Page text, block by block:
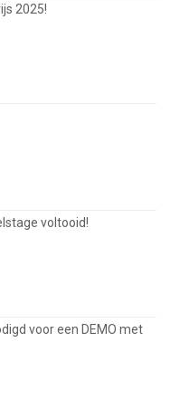
2025!
voltooid!
voor een DEMO met